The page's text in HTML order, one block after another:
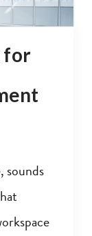
for
sounds